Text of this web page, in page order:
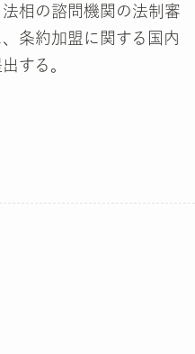
相の諮問機関の法制審
条約加盟に関する国内
する。